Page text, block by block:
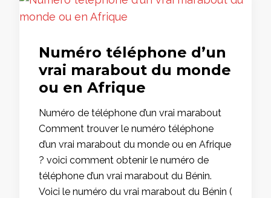
Numéro téléphone d’un
vrai marabout du monde
ou en Afrique
Numéro de téléphone d’un vrai marabout
Comment trouver le numéro téléphone
d’un vrai marabout du monde ou en Afrique
? voici comment obtenir le numéro de
téléphone d’un vrai marabout du Bénin.
Voici le numéro du vrai marabout du Bénin (